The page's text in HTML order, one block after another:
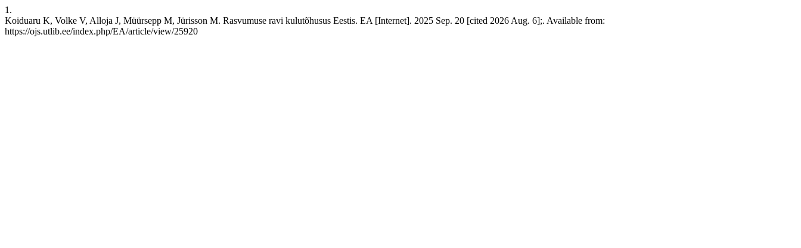
1.
Koiduaru K, Volke V, Alloja J, Müürsepp M, Jürisson M. Rasvumuse ravi kulutõhusus Eestis. EA [Internet]. 2025 Sep. 20 [cited 2026 Aug. 6];. Available from:
https://ojs.utlib.ee/index.php/EA/article/view/25920